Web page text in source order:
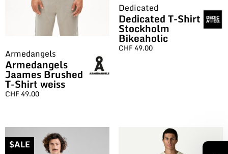
Armedangels
Armedangels
Jaames Brushed
T-Shirt weiss
CHF 49.00
Dedicated
Dedicated T-Shirt
Stockholm
Bikeaholic
CHF 49.00
$ALE